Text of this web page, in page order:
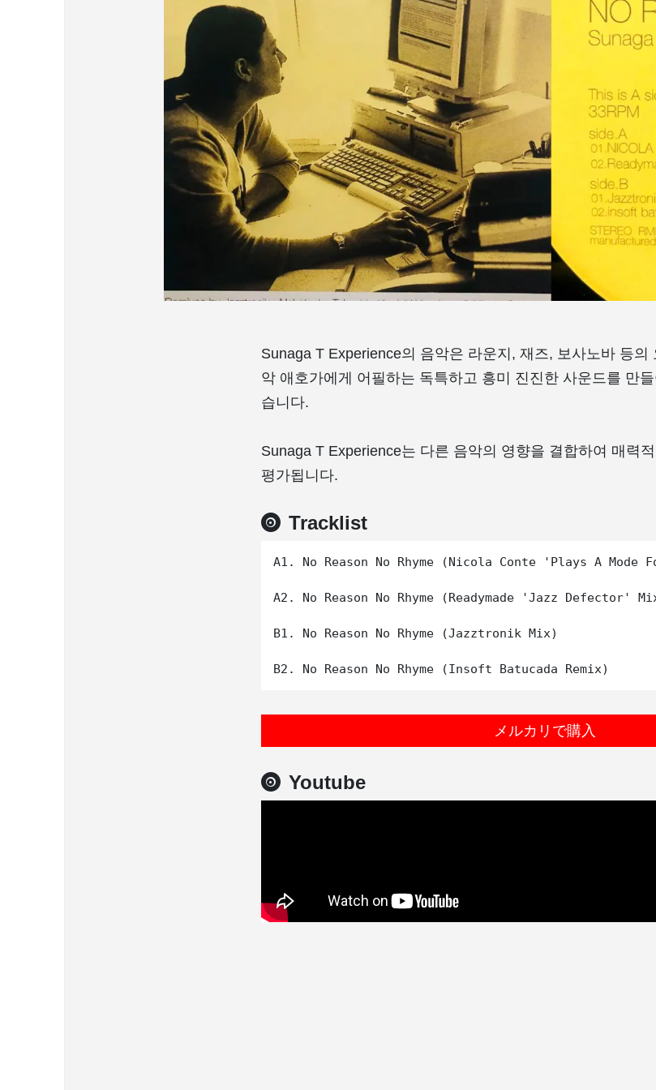
Sunaga T Experience의 음악은 라운지, 재즈, 보사노바 등의
악 애호가에게 어필하는 독특하고 흥미 진진한 사운드를 만
습니다.
Sunaga T Experience는 다른 음악의 영향을 결합하여 매력
평가됩니다.
Tracklist
A1. No Reason No Rhyme (Nicola Conte 'Plays A Mode
A2. No Reason No Rhyme (Readymade 'Jazz Defector'
B1. No Reason No Rhyme (Jazztronik Mix)
メルカリで購入
Youtube